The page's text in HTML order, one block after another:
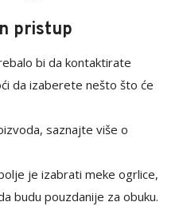
pristup
bi da kontaktirate
da izaberete nešto što će
saznajte više o
je izabrati meke ogrlice,
budu pouzdanije za obuku.